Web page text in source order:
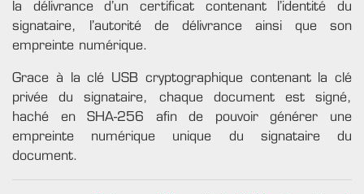
la délivrance d’un certificat contenant l’identité du
signataire, l’autorité de délivrance ainsi que son
empreinte numérique.
Grace à la clé USB cryptographique contenant la clé
privée du signataire, chaque document est signé,
haché en SHA-256 afin de pouvoir générer une
empreinte numérique unique du signataire du
document.